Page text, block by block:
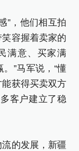
”，他们相互拍
容握着卖家的
满意、买家满
”马军说，“懂
获得买卖双方
客户建立了稳
的发展，新疆